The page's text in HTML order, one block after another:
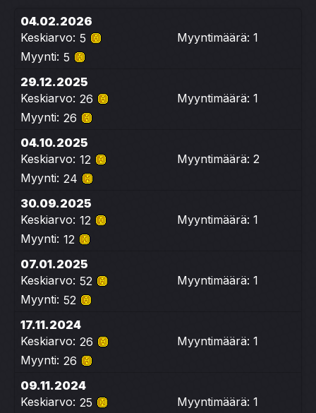
04.02.2026
Keskiarvo: 5
Myyntimäärä: 1
Myynti: 5
29.12.2025
Keskiarvo: 26
Myyntimäärä: 1
Myynti: 26
04.10.2025
Keskiarvo: 12
Myyntimäärä: 2
Myynti: 24
30.09.2025
Keskiarvo: 12
Myyntimäärä: 1
Myynti: 12
07.01.2025
Keskiarvo: 52
Myyntimäärä: 1
Myynti: 52
17.11.2024
Keskiarvo: 26
Myyntimäärä: 1
Myynti: 26
09.11.2024
Keskiarvo: 25
Myyntimäärä: 1